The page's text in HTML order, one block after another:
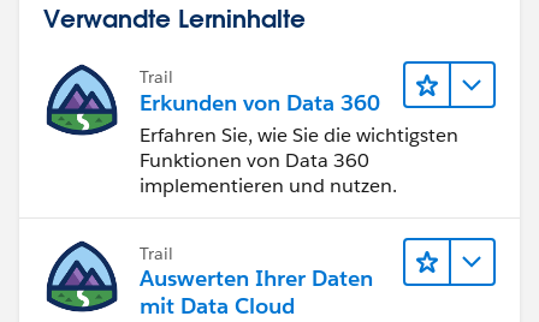
Verwandte Lerninhalte
Trail
Erkunden von Data 360
Erfahren Sie, wie Sie die wichtigsten
Funktionen von Data 360
implementieren und nutzen.
Trail
Auswerten Ihrer Daten
mit Data Cloud